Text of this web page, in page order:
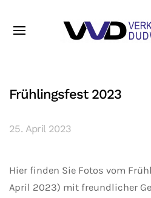
Frühlingsfest 2023
25. April 2023
Hier finden Sie Fotos vom
April 2023) mit freundlicher